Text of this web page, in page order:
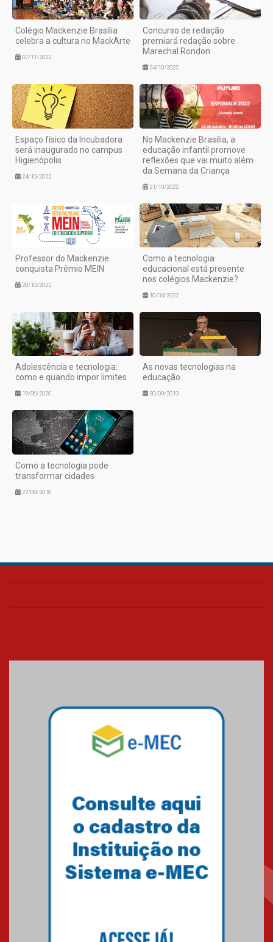
Colégio Mackenzie Brasília
celebra a cultura no MackArte
07/11/2022
Concurso de redação
premiará redação sobre
Marechal Rondon
24/10/2022
Espaço físico da Incubadora
será inaugurado no campus
Higienópolis
24/10/2022
No Mackenzie Brasília, a
educação infantil promove
reflexões que vai muito além
da Semana da Criança
21/10/2022
Professor do Mackenzie
conquista Prêmio MEIN
20/10/2022
Como a tecnologia
educacional está presente
nos colégios Mackenzie?
10/03/2022
Adolescência e tecnologia:
como e quando impor limites
19/06/2020
As novas tecnologias na
educação
30/09/2019
Como a tecnologia pode
transformar cidades
27/08/2018